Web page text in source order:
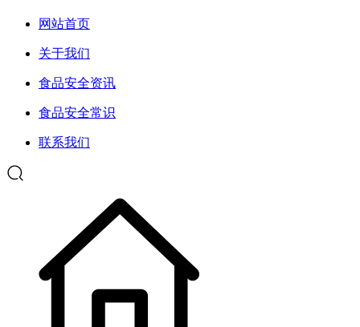
网站首页
关于我们
食品安全资讯
食品安全常识
联系我们